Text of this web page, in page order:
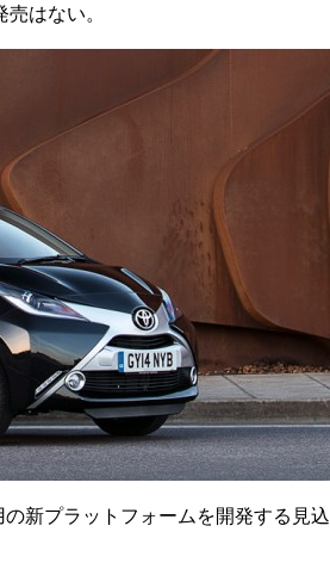
はない。
新プラットフォームを開発する見込